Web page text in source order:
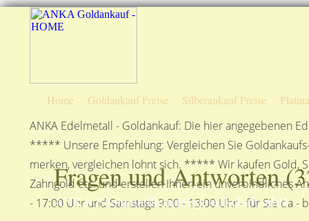
Home Goldankauf Preise Silberankauf Preise
ANKA Edelmetall - Goldankauf: Die hier angegebenen
***** Unsere Empfehlung: Vergleichen Sie
merken, vergleichen lohnt sich. ***** Wir kaufen Gold,
Zahngold etc. und erstellen Ihnen ein unverbindliches
- 17:00 Uhr und Samstags 9:00 - 13:00 Uhr - für Sie
Fragen und Antworten (
ANKA Edelmetallhandelsgesellschaft mbH